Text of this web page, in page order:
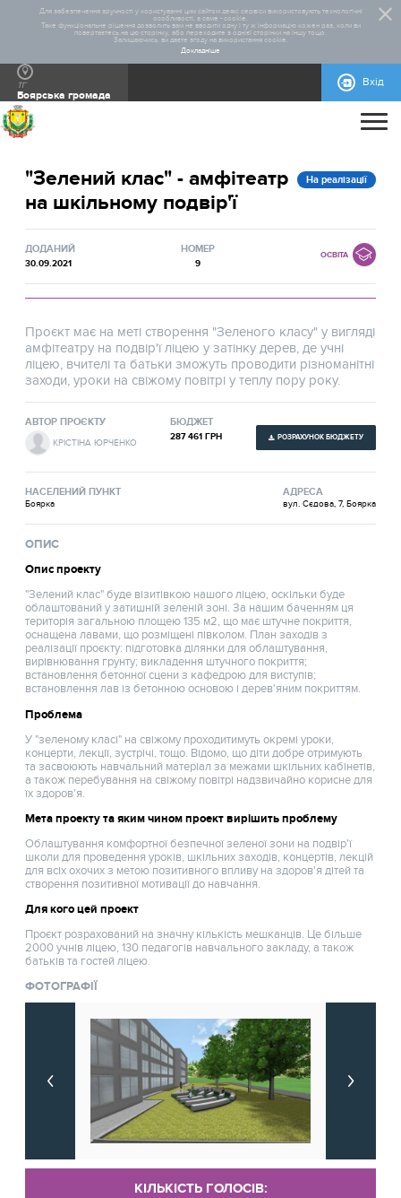
Для забезпечення зручності у користуванні цим сайтом деякі сервіси використовують технологічні
особливості, а саме - cookie.
Таке функціональне рішення дозволить вам не вводити одну і ту ж інформацію кожен раз, коли ви
повертаєтесь на цю сторінку, або переходите з однієї сторінки на іншу тощо.
Залишаючись, ви даєте згоду на використання cookie.
Докладніше
ТГ
Боярська громада
Вхід
ПРО ПРОЄКТ
ЗАГАЛЬНА ІНФОРМАЦІЯ
СТАТИСТИКА
РЕАЛІЗОВАНІ ПРОЄКТИ
ДОПОМОГА
"Зелений клас" - амфітеатр
на шкільному подвір'ї
На реалізації
ДОДАНИЙ
30.09.2021
НОМЕР
9
ОСВІТА
Проєкт має на меті створення "Зеленого класу" у вигляді
амфітеатру на подвір'ї ліцею у затінку дерев, де учні
ліцею, вчителі та батьки зможуть проводити різноманітні
заходи, уроки на свіжому повітрі у теплу пору року.
АВТОР ПРОЄКТУ
КРІСТІНА ЮРЧЕНКО
БЮДЖЕТ
287 461 ГРН РОЗРАХУНОК БЮДЖЕТУ
НАСЕЛЕНИЙ ПУНКТ
Боярка
АДРЕСА
вул. Сєдова, 7, Боярка
ОПИС
Опис проекту
"Зелений клас" буде візитівкою нашого ліцею, оскільки буде
облаштований у затишній зеленій зоні. За нашим баченням ця
територія загальною площею 135 м2, що має штучне покриття,
оснащена лавами, що розміщені півколом. План заходів з
реалізації проєкту: підготовка ділянки для облаштування,
вирівнювання грунту; викладення штучного покриття;
встановлення бетонної сцени з кафедрою для виступів;
встановлення лав із бетонною основою і дерев'яним покриттям.
Проблема
У "зеленому класі" на свіжому проходитимуть окремі уроки,
концерти, лекції, зустрічі, тощо. Відомо, що діти добре отримують
та засвоюють навчальний матеріал за межами шкільних кабінетів,
а також перебування на свіжому повітрі надзвичайно корисне для
їх здоров'я.
Мета проекту та яким чином проект вирішить проблему
Облаштування комфортної безпечної зеленої зони на подвір'ї
школи для проведення уроків, шкільних заходів, концертів, лекцій
для всіх охочих з метою позитивного впливу на здоров'я дітей та
створення позитивної мотивації до навчання.
Для кого цей проект
Проєкт розрахований на значну кількість мешканців. Це більше
2000 учнів ліцею, 130 педагогів навчального закладу, а також
батьків та гостей ліцею.
ФОТОГРАФІЇ
КІЛЬКІСТЬ ГОЛОСІВ: